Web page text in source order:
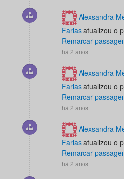
Alexsandra
Farias atualizou o
Remarcar
há 2 anos
Alexsandra
Farias atualizou o
Remarcar
há 2 anos
Alexsandra
Farias atualizou o
Remarcar
há 2 anos